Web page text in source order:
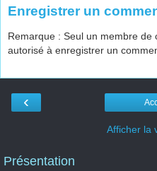
Enregistrer un
Remarque : Seul un membre de
autorisé à enregistrer un
‹
Afficher la
Présentation